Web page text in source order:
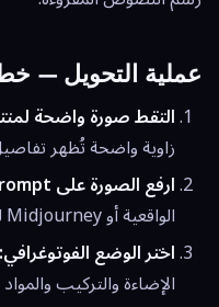
عملية التحويل —
التقط صورة واضحة
زاوية واضحة تُظهر
ارفع الصورة على ImageToPrompt:
الواقعية أو Midjourney لنمط الحياة
اختر الوضع الفوتوغرافي:
الإضاءة والتركيب والمواد